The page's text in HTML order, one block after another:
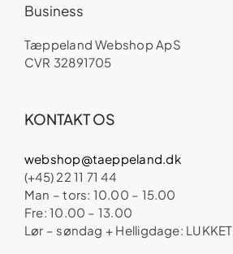
Business
Tæppeland Webshop ApS
CVR 32891705
KONTAKT OS
webshop@taeppeland.dk
(+45) 22 11 71 44
Man – tors: 10.00 – 15.00
Fre: 10.00 – 13.00
Lør – søndag + Helligdage: LUKKET